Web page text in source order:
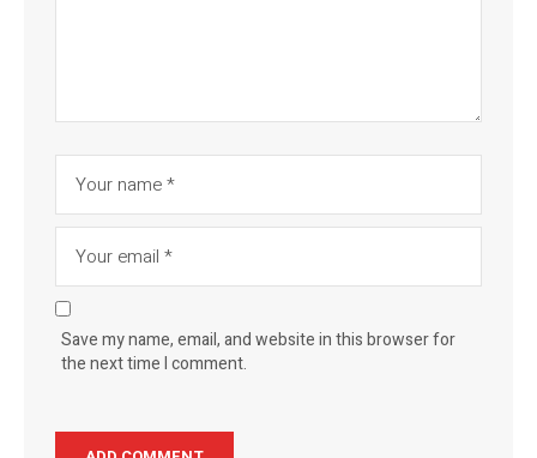
Save my name, email, and website in this browser for
the next time I comment.